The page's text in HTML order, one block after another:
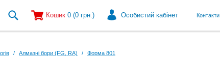
Кошик 0 (0 грн.) Особистий кабінет Контакти
/ Алмазні бори (FG, RA) / Форма 801